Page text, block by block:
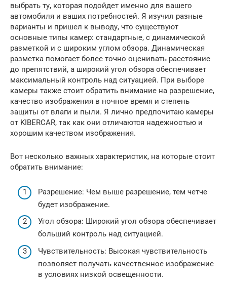
выбрать ту, которая подойдет именно для вашего
автомобиля и ваших потребностей. Я изучил разные
варианты и пришел к выводу, что существуют
основные типы камер: стандартные, с динамической
разметкой и с широким углом обзора. Динамическая
разметка помогает более точно оценивать расстояние
до препятствий, а широкий угол обзора обеспечивает
максимальный контроль над ситуацией. При выборе
камеры также стоит обратить внимание на разрешение,
качество изображения в ночное время и степень
защиты от влаги и пыли. Я лично предпочитаю камеры
от KIBERCAR, так как они отличаются надежностью и
хорошим качеством изображения.
Вот несколько важных характеристик, на которые стоит
обратить внимание:
Разрешение: Чем выше разрешение, тем четче
будет изображение.
Угол обзора: Широкий угол обзора обеспечивает
больший контроль над ситуацией.
Чувствительность: Высокая чувствительность
позволяет получать качественное изображение
в условиях низкой освещенности.